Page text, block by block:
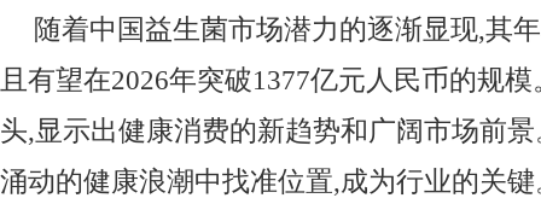
随着中国益生菌市场潜力的逐渐显现,其
且有望在2026年突破1377亿元人民币的规
头,显示出健康消费的新趋势和广阔市场前
涌动的健康浪潮中找准位置,成为行业的关键